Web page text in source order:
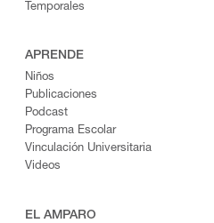
Temporales
APRENDE
Niños
Publicaciones
Podcast
Programa Escolar
Vinculación Universitaria
Videos
EL AMPARO